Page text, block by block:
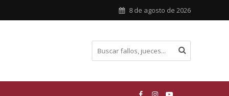
8 de agosto de 2026